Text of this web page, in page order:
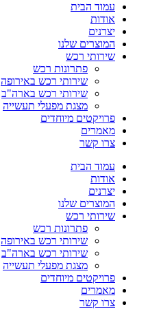
עמוד הבית
אודות
יצרנים
המוצרים שלנו
שירותי רכש
פתרונות רכש
שירותי רכש באירופה
שירותי רכש בארה"ב
מצגת מפעלי תעשייה
פרויקטים מיוחדים
מאמרים
צרו קשר
עמוד הבית
אודות
יצרנים
המוצרים שלנו
שירותי רכש
פתרונות רכש
שירותי רכש באירופה
שירותי רכש בארה"ב
מצגת מפעלי תעשייה
פרויקטים מיוחדים
מאמרים
צרו קשר